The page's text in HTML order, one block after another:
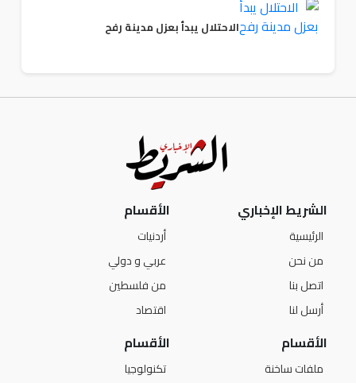
الاحتلال يبدأ بعزل مدينة رفح
الشريط الإخباري
الرئيسية
من نحن
اتصل بنا
أرسل لنا
الأقسام
أردنيات
عربي و دولي
من فلسطين
اقتصاد
الأقسام
ملفات ساخنة
الأقسام
تكنولوجيا